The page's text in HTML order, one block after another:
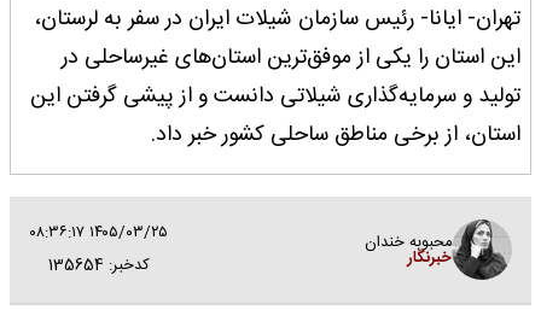
تهران- ایانا- رئیس سازمان شیلات ایران در سفر به لرستان،
این استان را یکی از موفق‌ترین استان‌های غیرساحلی در
تولید و سرمایه‌گذاری شیلاتی دانست و از پیشی گرفتن این
استان، از برخی مناطق ساحلی کشور خبر داد.
محبوبه خندان
خبرنگار
۱۴۰۵/۰۳/۲۵ ۰۸:۳۶:۱۷
کدخبر: 135654